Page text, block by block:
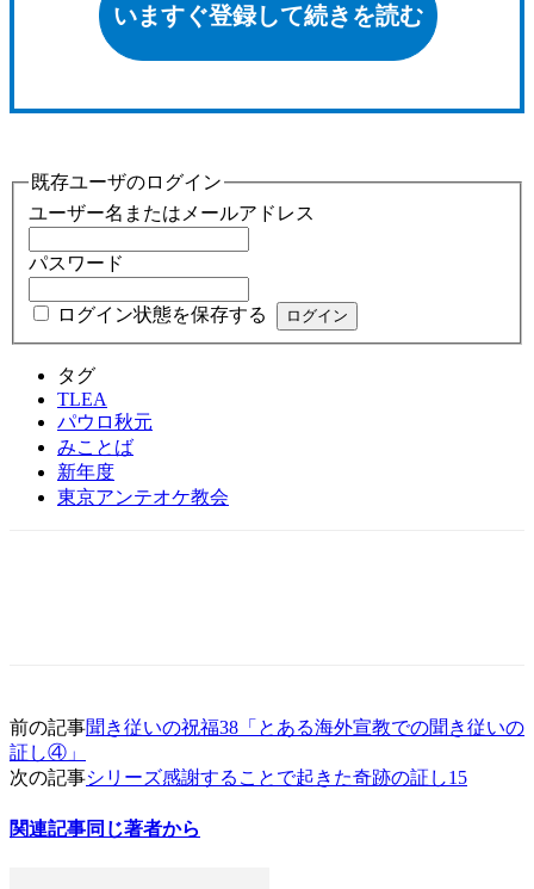
いますぐ登録して続きを読む
既存ユーザのログイン
ユーザー名またはメールアドレス
パスワード
ログイン状態を保存する
タグ
TLEA
パウロ秋元
みことば
新年度
東京アンテオケ教会
前の記事聞き従いの祝福38「とある海外宣教での聞き従いの
証し④」
次の記事シリーズ感謝することで起きた奇跡の証し15
関連記事同じ著者から